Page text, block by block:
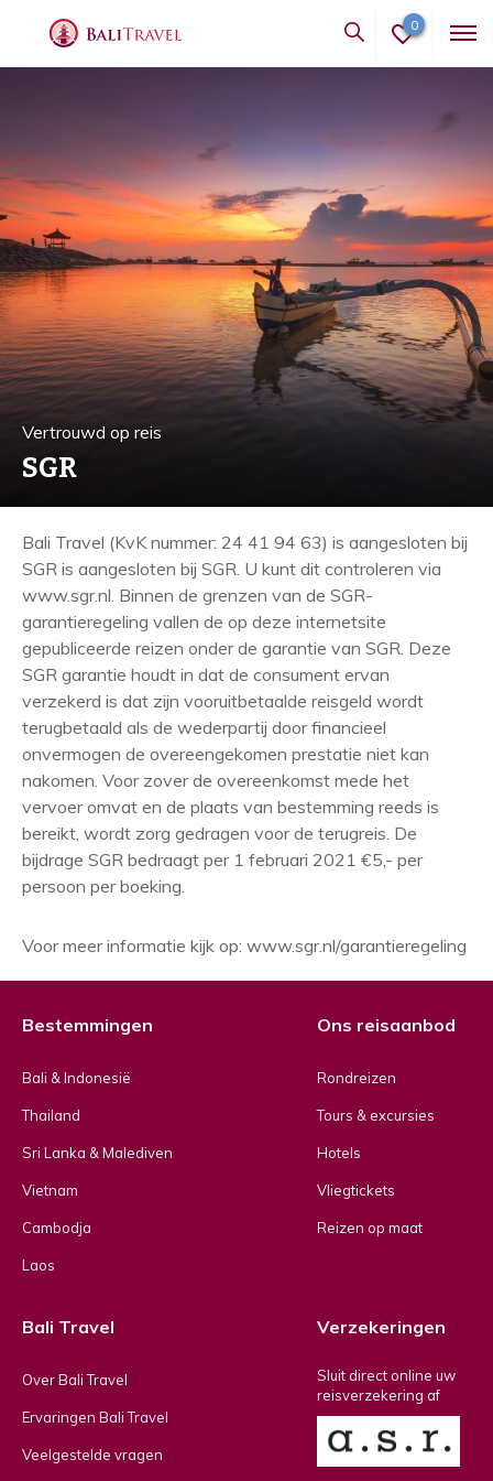
0
Vertrouwd op reis
SGR
Bali Travel (KvK nummer: 24 41 94 63) is aangesloten bij
SGR is aangesloten bij SGR. U kunt dit controleren via
www.sgr.nl. Binnen de grenzen van de SGR-
garantieregeling vallen de op deze internetsite
gepubliceerde reizen onder de garantie van SGR. Deze
SGR garantie houdt in dat de consument ervan
verzekerd is dat zijn vooruitbetaalde reisgeld wordt
terugbetaald als de wederpartij door financieel
onvermogen de overeengekomen prestatie niet kan
nakomen. Voor zover de overeenkomst mede het
vervoer omvat en de plaats van bestemming reeds is
bereikt, wordt zorg gedragen voor de terugreis. De
bijdrage SGR bedraagt per 1 februari 2021 €5,- per
persoon per boeking.
Voor meer informatie kijk op: www.sgr.nl/garantieregeling
Bestemmingen
Bali & Indonesië
Thailand
Sri Lanka & Malediven
Vietnam
Cambodja
Laos
Ons reisaanbod
Rondreizen
Tours & excursies
Hotels
Vliegtickets
Reizen op maat
Bali Travel
Over Bali Travel
Ervaringen Bali Travel
Veelgestelde vragen
Verzekeringen
Sluit direct online uw
reisverzekering af